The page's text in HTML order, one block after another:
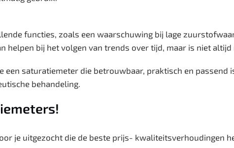
functies, zoals een waarschuwing bij lage
helpen bij het volgen van trends over tijd, maar is niet
een saturatiemeter die betrouwbaar, praktisch en passend
behandeling.
je uitgezocht die de beste prijs- kwaliteitsverhoudingen